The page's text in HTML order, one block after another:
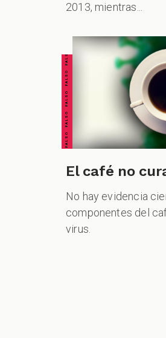
2013, mientras...
FALSO FALSO FALSO FALSO FALSO FALSO FALSO
El café no
No hay evidencia
componentes del
virus.